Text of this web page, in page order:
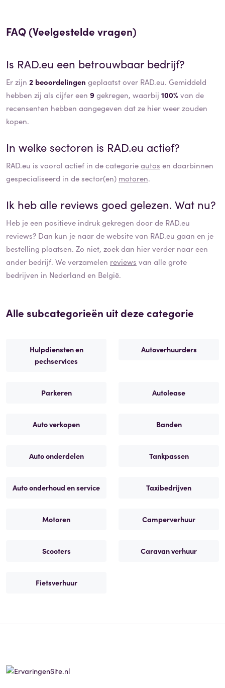
FAQ (Veelgestelde vragen)
Is RAD.eu een betrouwbaar bedrijf?
Er zijn 2 beoordelingen geplaatst over RAD.eu. Gemiddeld
hebben zij als cijfer een 9gekregen, waarbij 100% van de
recensenten hebben aangegeven dat ze hier weer zouden
kopen.
In welke sectoren is RAD.eu actief?
RAD.eu is vooral actief in de categorieautos en daarbinnen
gespecialiseerd in de sector(en) motoren.
Ik heb alle reviews goed gelezen. Wat nu?
Heb je een positieve indruk gekregen door de RAD.eu
reviews? Dan kun je naar de website van RAD.eu gaan en je
bestelling plaatsen. Zo niet, zoek dan hier verder naar een
ander bedrijf. We verzamelen reviews van alle grote
bedrijven in Nederland en België.
Alle subcategorieën uit deze categorie
Hulpdiensten en
pechservices
Autoverhuurders
Parkeren Autolease
Auto verkopen Banden
Auto onderdelen Tankpassen
Auto onderhoud en service Taxibedrijven
Motoren Camperverhuur
Scooters Caravan verhuur
Fietsverhuur